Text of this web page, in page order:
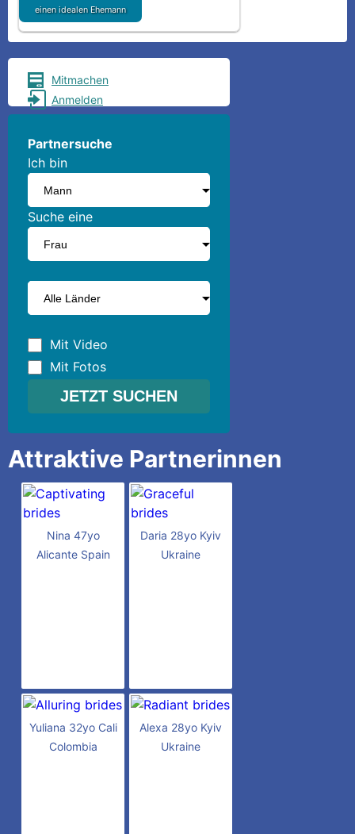
einen idealen Ehemann
Mitmachen
Anmelden
Partnersuche
Ich bin
Suche eine
Mit Video
Mit Fotos
Attraktive Partnerinnen
Nina 47yo
Alicante Spain
Daria 28yo Kyiv
Ukraine
Yuliana 32yo Cali
Colombia
Alexa 28yo Kyiv
Ukraine